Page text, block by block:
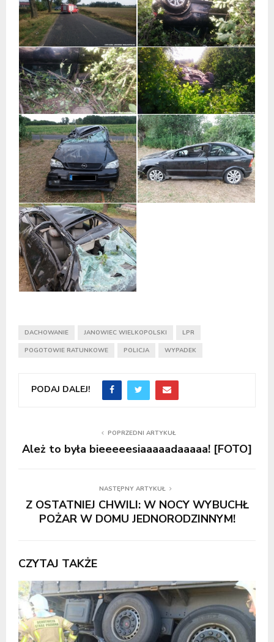
DACHOWANIE JANOWIEC WIELKOPOLSKI LPR
POGOTOWIE RATUNKOWE POLICJA WYPADEK
PODAJ DALEJ!
POPRZEDNI ARTYKUŁ
Ależ to była bieeeeesiaaaaadaaaaa! [FOTO]
NASTĘPNY ARTYKUŁ
Z OSTATNIEJ CHWILI: W NOCY WYBUCHŁ
POŻAR W DOMU JEDNORODZINNYM!
CZYTAJ TAKŻE